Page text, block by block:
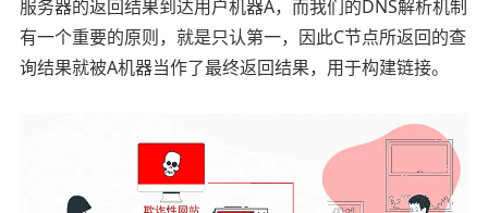
服务器的返回结果到达用户机器A，而我们的DNS解析机制
有一个重要的原则，就是只认第一，因此C节点所返回的查
询结果就被A机器当作了最终返回结果，用于构建链接。